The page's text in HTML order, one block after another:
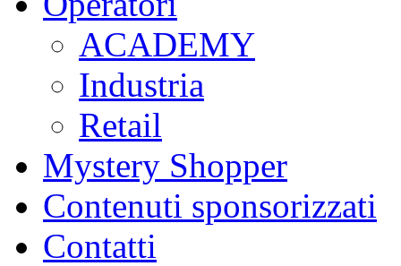
ACADEMY
Industria
Retail
Mystery Shopper
Contenuti sponsorizzati
Contatti